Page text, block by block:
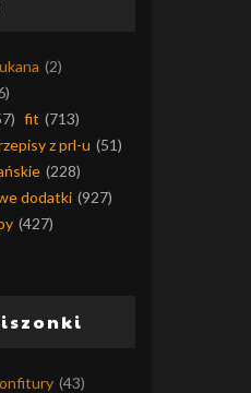
(2)
fit (713)
z prl-u (51)
(228)
dodatki (927)
(427)
(43)